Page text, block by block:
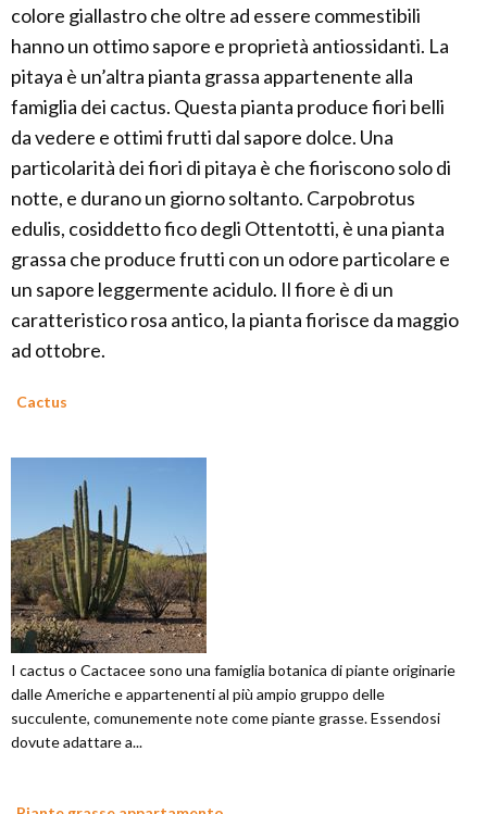
colore giallastro che oltre ad essere commestibili
hanno un ottimo sapore e proprietà antiossidanti. La
pitaya è un’altra pianta grassa appartenente alla
famiglia dei cactus. Questa pianta produce fiori belli
da vedere e ottimi frutti dal sapore dolce. Una
particolarità dei fiori di pitaya è che fioriscono solo di
notte, e durano un giorno soltanto. Carpobrotus
edulis, cosiddetto fico degli Ottentotti, è una pianta
grassa che produce frutti con un odore particolare e
un sapore leggermente acidulo. Il fiore è di un
caratteristico rosa antico, la pianta fiorisce da maggio
ad ottobre.
Cactus
I cactus o Cactacee sono una famiglia botanica di piante originarie
dalle Americhe e appartenenti al più ampio gruppo delle
succulente, comunemente note come piante grasse. Essendosi
dovute adattare a...